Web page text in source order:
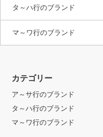
タ～ハ行のブランド
マ～ワ行のブランド
カテゴリー
ア～サ行のブランド
タ～ハ行のブランド
マ～ワ行のブランド